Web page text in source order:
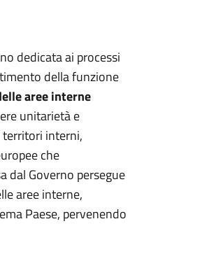
dedicata ai processi
della funzione
aree interne
unitarietà e
territori interni,
che
dal Governo persegue
aree interne,
Paese, pervenendo